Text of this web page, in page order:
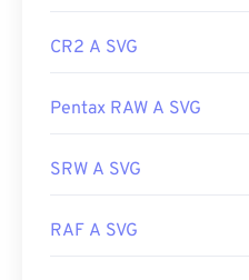
CR2 A SVG
Pentax RAW A SVG
SRW A SVG
RAF A SVG